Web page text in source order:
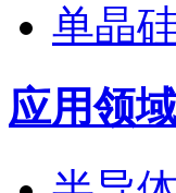
单晶
应用领